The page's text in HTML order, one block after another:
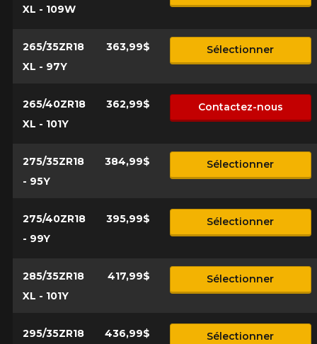
XL - 109W
265/35ZR18
XL - 97Y
363,99$ Sélectionner
265/40ZR18
XL - 101Y
362,99$ Contactez-nous
275/35ZR18
- 95Y
384,99$ Sélectionner
275/40ZR18
- 99Y
395,99$ Sélectionner
285/35ZR18
XL - 101Y
417,99$ Sélectionner
295/35ZR18
436,99$ Sélectionner